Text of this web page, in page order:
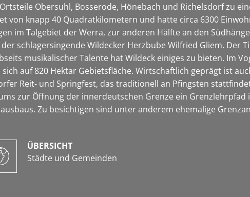
Obersuhl, Bosserode, Hönebach und Richelsdorf zu
von knapp 40 Quadratkilometern und hatte circa 6300
im Talgebiet der Werra, zur anderen Hälfte an den
schlagersingende Wildecker Herzbube Wilfried Gliem. Der
musikalischer Talente hat Wildeck einiges zu bieten. Im
auf 820 Hektar Gebietsfläche. Wirtschaftlich geprägt ist
Reit- und Springfest, das traditionell an Pfingsten
zur Öffnung der innerdeutschen Grenze ein
Zu besichtigen sind unter anderem ehemalige
ÜBERSICHT
Städte und Gemeinden